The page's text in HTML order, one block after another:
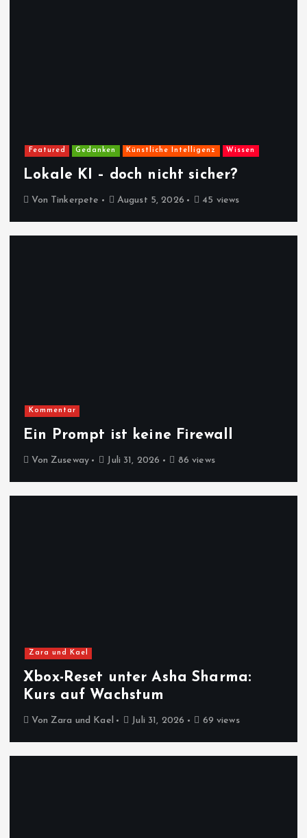
Featured Gedanken Künstliche Intelligenz Wissen
Lokale KI – doch nicht sicher?
Von Tinkerpete August 5, 2026 45 views
Kommentar
Ein Prompt ist keine Firewall
Von Zuseway Juli 31, 2026 86 views
Zara und Kael
Xbox-Reset unter Asha Sharma:
Kurs auf Wachstum
Von Zara und Kael Juli 31, 2026 69 views